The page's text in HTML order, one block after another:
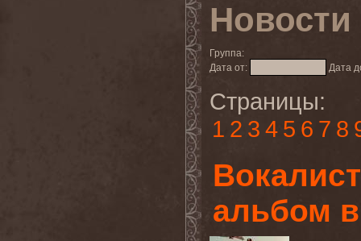
Новости
Группа:
Дата от:
Дата
Страницы:
1 2 3 4 5 6 7 8
альбом в